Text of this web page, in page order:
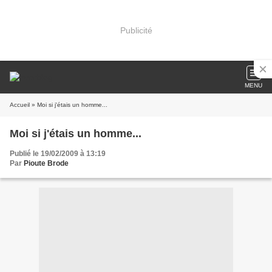
Publicité
MENU
Accueil » Moi si j'étais un homme...
Moi si j'étais un homme...
Publié le 19/02/2009 à 13:19
Par Pioute Brode